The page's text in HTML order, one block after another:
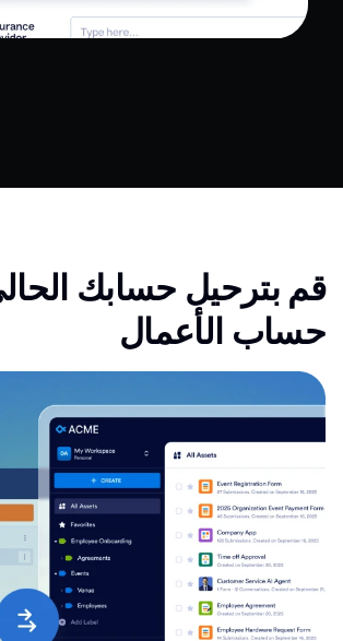
قم بترحيل حسابك
حساب الأعمال